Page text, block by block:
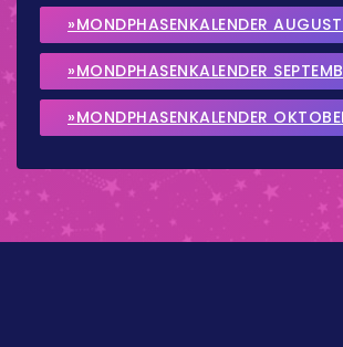
»MONDPHASENKALENDER
»MONDPHASENKALENDER
»MONDPHASENKALENDER